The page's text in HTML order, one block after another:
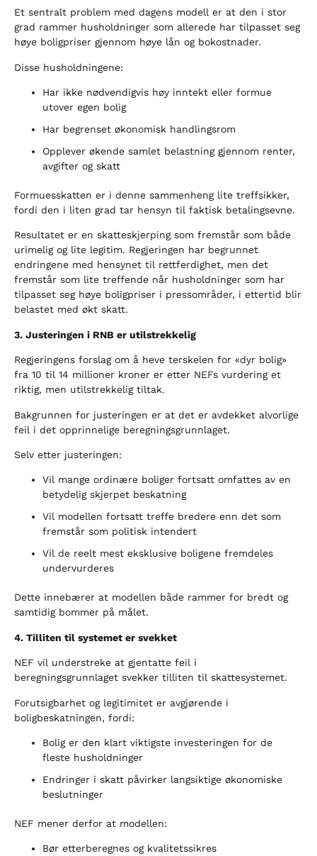
Et sentralt problem med dagens modell er at den i stor
grad rammer husholdninger som allerede har tilpasset seg
høye boligpriser gjennom høye lån og bokostnader.
Disse husholdningene:
Har ikke nødvendigvis høy inntekt eller formue
utover egen bolig
Har begrenset økonomisk handlingsrom
Opplever økende samlet belastning gjennom renter,
avgifter og skatt
Formuesskatten er i denne sammenheng lite treffsikker,
fordi den i liten grad tar hensyn til faktisk betalingsevne.
Resultatet er en skatteskjerping som fremstår som både
urimelig og lite legitim. Regjeringen har begrunnet
endringene med hensynet til rettferdighet, men det
fremstår som lite treffende når husholdninger som har
tilpasset seg høye boligpriser i pressområder, i ettertid blir
belastet med økt skatt.
3. Justeringen i RNB er utilstrekkelig
Regjeringens forslag om å heve terskelen for «dyr bolig»
fra 10 til 14 millioner kroner er etter NEFs vurdering et
riktig, men utilstrekkelig tiltak.
Bakgrunnen for justeringen er at det er avdekket alvorlige
feil i det opprinnelige beregningsgrunnlaget.
Selv etter justeringen:
Vil mange ordinære boliger fortsatt omfattes av en
betydelig skjerpet beskatning
Vil modellen fortsatt treffe bredere enn det som
fremstår som politisk intendert
Vil de reelt mest eksklusive boligene fremdeles
undervurderes
Dette innebærer at modellen både rammer for bredt og
samtidig bommer på målet.
4. Tilliten til systemet er svekket
NEF vil understreke at gjentatte feil i
beregningsgrunnlaget svekker tilliten til skattesystemet.
Forutsigbarhet og legitimitet er avgjørende i
boligbeskatningen, fordi:
Bolig er den klart viktigste investeringen for de
fleste husholdninger
Endringer i skatt påvirker langsiktige økonomiske
beslutninger
NEF mener derfor at modellen:
Bør etterberegnes og kvalitetssikres